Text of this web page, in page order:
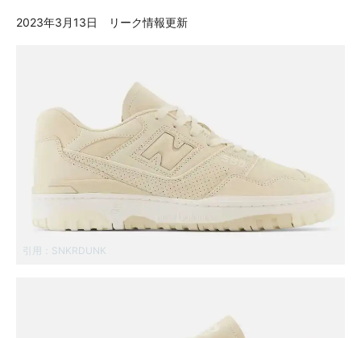
2023年3月13日 リーク情報更新
引用： SNKRDUNK